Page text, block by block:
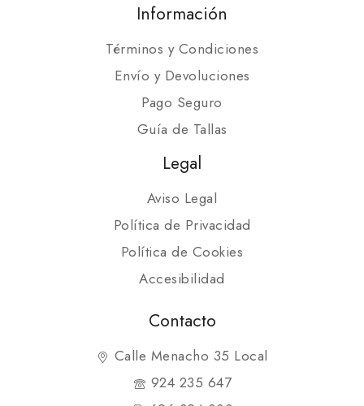
Información
Términos y Condiciones
Envío y Devoluciones
Pago Seguro
Guía de Tallas
Legal
Aviso Legal
Política de Privacidad
Política de Cookies
Accesibilidad
Contacto
Calle Menacho 35 Local
924 235 647